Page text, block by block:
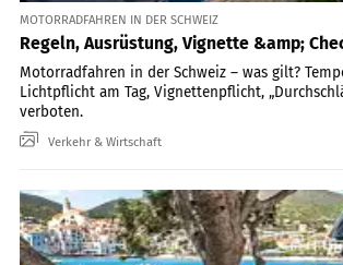
MOTORRADFAHREN IN DER SCHWEIZ
Regeln, Ausrüstung, Vignette &amp;
Motorradfahren in der Schweiz – was gilt?
Lichtpflicht am Tag, Vignettenpflicht,
verboten.
Verkehr & Wirtschaft